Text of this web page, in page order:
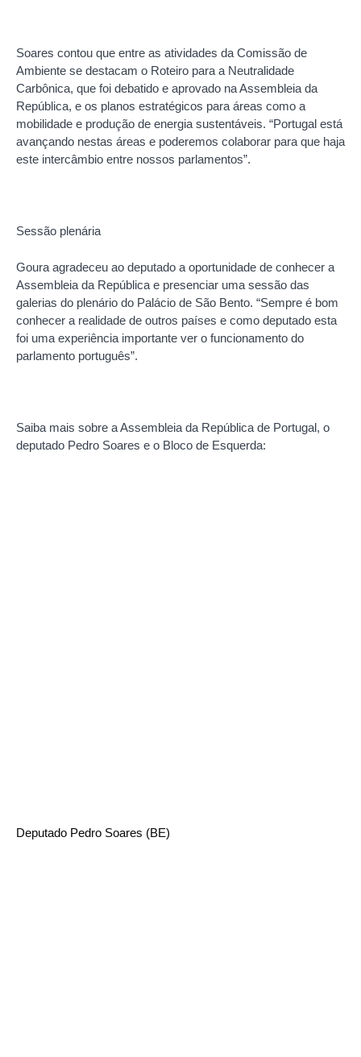
Soares contou que entre as atividades da Comissão de
Ambiente se destacam o Roteiro para a Neutralidade
Carbônica, que foi debatido e aprovado na Assembleia da
República, e os planos estratégicos para áreas como a
mobilidade e produção de energia sustentáveis. “Portugal está
avançando nestas áreas e poderemos colaborar para que haja
este intercâmbio entre nossos parlamentos”.
Sessão plenária
Goura agradeceu ao deputado a oportunidade de conhecer a
Assembleia da República e presenciar uma sessão das
galerias do plenário do Palácio de São Bento. “Sempre é bom
conhecer a realidade de outros países e como deputado esta
foi uma experiência importante ver o funcionamento do
parlamento português”.
Saiba mais sobre a Assembleia da República de Portugal, o
deputado Pedro Soares e o Bloco de Esquerda:
Deputado Pedro Soares (BE)